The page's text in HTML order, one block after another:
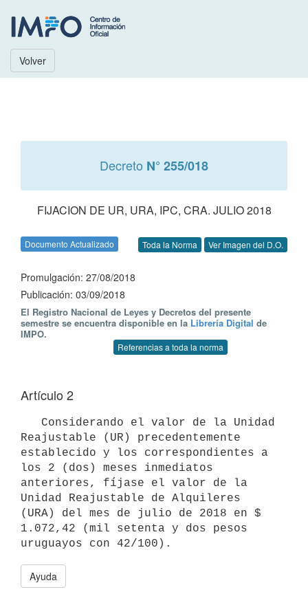
Volver
Decreto N° 255/018
FIJACION DE UR, URA, IPC, CRA. JULIO 2018
Documento Actualizado Toda la Norma Ver Imagen del D.O.
Promulgación: 27/08/2018
Publicación: 03/09/2018
El Registro Nacional de Leyes y Decretos del presente
semestre se encuentra disponible en la Librería Digital de
IMPO.
Referencias a toda la norma
Artículo 2
Reajustable (UR) precedentemente
establecido y los correspondientes a
los 2 (dos) meses inmediatos
anteriores, fíjase el valor de la
Unidad Reajustable de Alquileres
(URA) del mes de julio de 2018 en $
1.072,42 (mil setenta y dos pesos
Ayuda